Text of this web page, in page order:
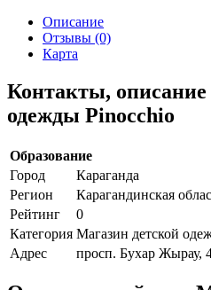
Описание
Отзывы (0)
Карта
Контакты,
одежды Pinocchio
Образование
Город
Караганда
Регион
Карагандинская
Рейтинг
0
Категория Магазин детской
Адрес
просп. Бухар Жырау,